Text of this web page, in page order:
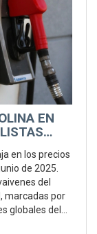
EN
en los precios
de 2025.
del
marcadas por
globales del